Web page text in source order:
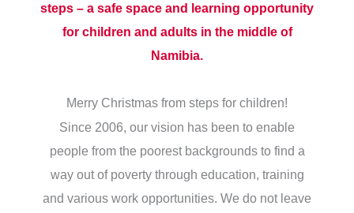
steps – a safe space and learning opportunity
for children and adults in the middle of
Namibia.
Merry Christmas from steps for children!
Since 2006, our vision has been to enable
people from the poorest backgrounds to find a
way out of poverty through education, training
and various work opportunities. We do not leave